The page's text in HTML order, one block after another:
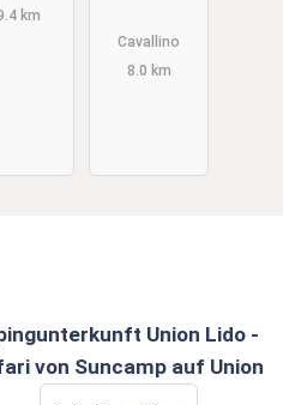
km
er am
Camping
Cavallino
8.0 km
Union Lido -
von Suncamp auf Union